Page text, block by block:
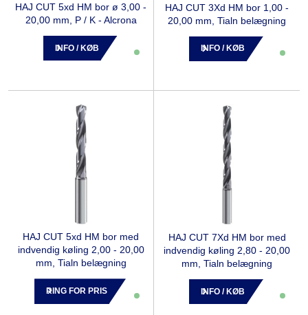
HAJ CUT 5xd HM bor ø 3,00 -
20,00 mm, P / K - Alcrona
INFO / KØB
HAJ CUT 3Xd HM bor 1,00 -
20,00 mm, Tialn belægning
INFO / KØB
HAJ CUT 5xd HM bor med
indvendig køling 2,00 - 20,00
mm, Tialn belægning
RING FOR PRIS
HAJ CUT 7Xd HM bor med
indvendig køling 2,80 - 20,00
mm, Tialn belægning
INFO / KØB